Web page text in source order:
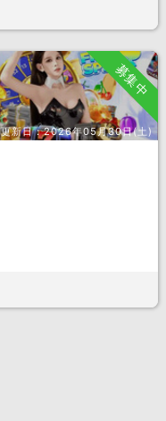
募集中
更新日：2026年05月30日(土)